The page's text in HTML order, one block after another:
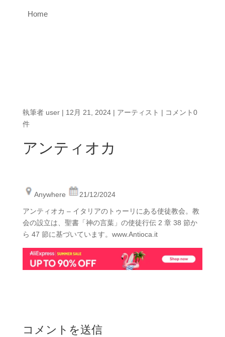
Home
執筆者 user| 12月 21, 2024| アーティスト | コメント0
件
アンティオカ
Anywhere 21/12/2024
アンティオカ – イタリアのトゥーリにある使徒教会。教
会の設立は、聖書「神の言葉」の使徒行伝 2 章 38 節か
ら 47 節に基づいています。www.Antioca.it
コメントを送信